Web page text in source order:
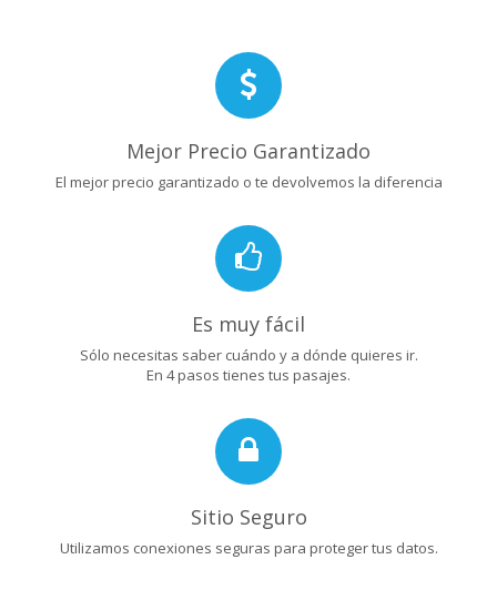
Mejor Precio Garantizado
El mejor precio garantizado o te devolvemos la diferencia
Es muy fácil
Sólo necesitas saber cuándo y a dónde quieres ir.
En 4 pasos tienes tus pasajes.
Sitio Seguro
Utilizamos conexiones seguras para proteger tus datos.